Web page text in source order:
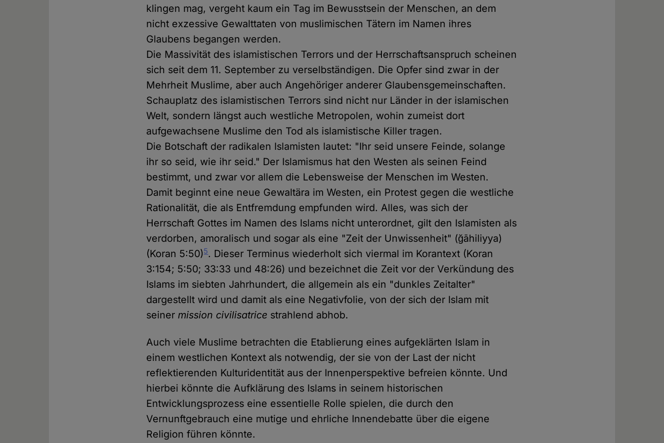
klingen mag, vergeht kaum ein Tag im Bewusstsein der Menschen, an dem
nicht exzessive Gewalttaten von muslimischen Tätern im Namen ihres
Glaubens begangen werden.
Die Massivität des islamistischen Terrors und der Herrschaftsanspruch scheinen
sich seit dem 11. September zu verselbständigen. Die Opfer sind zwar in der
Mehrheit Muslime, aber auch Angehöriger anderer Glaubensgemeinschaften.
Schauplatz des islamistischen Terrors sind nicht nur Länder in der islamischen
Welt, sondern längst auch westliche Metropolen, wohin zumeist dort
aufgewachsene Muslime den Tod als islamistische Killer tragen.
Die Botschaft der radikalen Islamisten lautet: "Ihr seid unsere Feinde, solange
ihr so seid, wie ihr seid." Der Islamismus hat den Westen als seinen Feind
bestimmt, und zwar vor allem die Lebensweise der Menschen im Westen.
Damit beginnt eine neue Gewaltära im Westen, ein Protest gegen die westliche
Rationalität, die als Entfremdung empfunden wird. Alles, was sich der
Herrschaft Gottes im Namen des Islams nicht unterordnet, gilt den Islamisten als
verdorben, amoralisch und sogar als eine "Zeit der Unwissenheit" (ğāhiliyya)
(Koran 5:50)5. Dieser Terminus wiederholt sich viermal im Korantext (Koran
3:154; 5:50; 33:33 und 48:26) und bezeichnet die Zeit vor der Verkündung des
Islams im siebten Jahrhundert, die allgemein als ein "dunkles Zeitalter"
dargestellt wird und damit als eine Negativfolie, von der sich der Islam mit
seinermission civilisatrice strahlend abhob.
Auch viele Muslime betrachten die Etablierung eines aufgeklärten Islam in
einem westlichen Kontext als notwendig, der sie von der Last der nicht
reflektierenden Kulturidentität aus der Innenperspektive befreien könnte. Und
hierbei könnte die Aufklärung des Islams in seinem historischen
Entwicklungsprozess eine essentielle Rolle spielen, die durch den
Vernunftgebrauch eine mutige und ehrliche Innendebatte über die eigene
Religion führen könnte.